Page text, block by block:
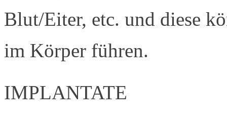
Blut/Eiter, etc. und diese
im Körper führen.
IMPLANTATE